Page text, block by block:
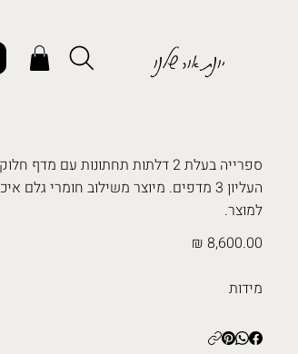
יונת אור שלנו
ספרייה בעלת 2 דלתות תחתונות עם
העליון 3 מדפים. מיוצר משילוב חומרי גלם
למוצר.
8,600.00 ₪
מידות